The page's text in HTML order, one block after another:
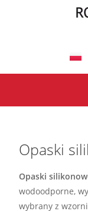
Opaski
Opaski
wodoodporne,
wybrany z